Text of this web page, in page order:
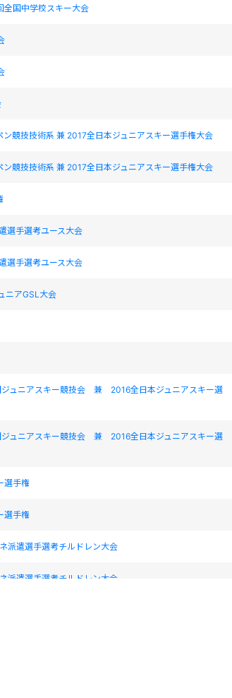
国中学校スキー大会
競技技術系 兼 2017全日本ジュニアスキー選手権大会
競技技術系 兼 2017全日本ジュニアスキー選手権大会
選手選考ユース大会
選手選考ユース大会
ニアGSL大会
ュニアスキー競技会 兼 2016全日本ジュニアスキー選
ュニアスキー競技会 兼 2016全日本ジュニアスキー選
選手権
選手権
遣選手選考チルドレン大会
遣選手選考チルドレン大会